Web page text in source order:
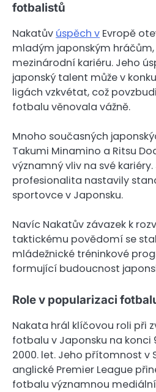
fotbalistů
Nakatův úspěch v Evropě
mladým japonským hráčům,
mezinárodní kariéru. Jeho
japonský talent může v
ligách vzkvétat, což
fotbalu věnovala vážně.
Mnoho současných
Takumi Minamino a Ritsu
významný vliv na své
profesionalita nastavily
sportovce v Japonsku.
Navíc Nakatův závazek k
taktickému povědomí se
mládežnické tréninkové
formující budoucnost
Role v popularizaci
Nakata hrál klíčovou roli při
fotbalu v Japonsku na konci
2000. let. Jeho přítomnost v
anglické Premier League
fotbalu významnou